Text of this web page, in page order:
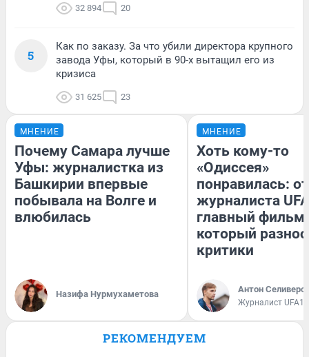
32 894 20
5
Как по заказу. За что убили директора крупного
завода Уфы, который в 90-х вытащил его из
кризиса
31 625 23
МНЕНИЕ
Почему Самара лучше
Уфы: журналистка из
Башкирии впервые
побывала на Волге и
влюбилась
Назифа Нурмухаметова
МНЕНИЕ
Хоть кому-то
«Одиссея»
понравилась:
журналиста
главный фильм
который
критики
Антон
Журналист
РЕКОМЕНДУЕМ